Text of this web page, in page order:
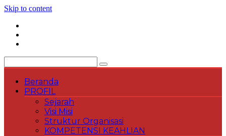
Skip to content
Beranda
PROFIL
Sejarah
Visi Misi
Struktur Organisasi
KOMPETENSI KEAHLIAN